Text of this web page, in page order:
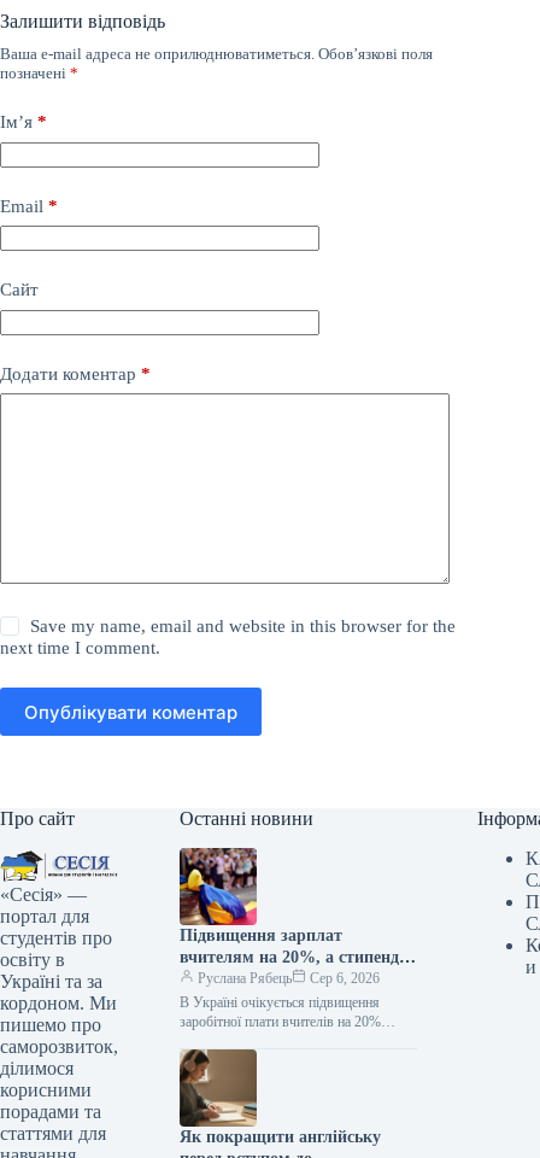
Залишити відповідь
Ваша e-mail адреса не оприлюднюватиметься. Обов’язкові поля
позначені *
Ім’я *
Email *
Сайт
Додати коментар *
Save my name, email and website in this browser for the
next time I comment.
Опублікувати коментар
Про сайт
«Сесія» —
портал для
студентів про
освіту в
Україні та за
кордоном. Ми
пишемо про
саморозвиток,
ділимося
корисними
порадами та
статтями для
Останні новини
Підвищення зарплат
вчителям на 20%, а стипендій
— у два рази: коли очікувати
покращення
Руслана Рябець
Сер 6, 2026
В Україні очікується підвищення
заробітної плати вчителів на 20%
Несподіванка для вчителів
та студентів: як зміняться зарплати
освітян і стипендії з 1 вересня /…
Як покращити англійську
и